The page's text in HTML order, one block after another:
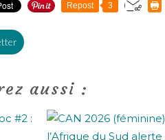
Repost 3
aussi :